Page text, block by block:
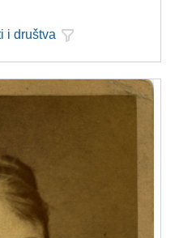
i društva